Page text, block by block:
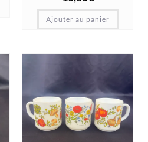
Ajouter au panier